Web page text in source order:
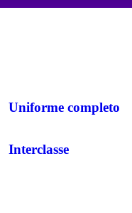
Uniforme completo
Interclasse